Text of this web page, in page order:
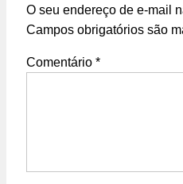
O seu endereço de e-mail
Campos obrigatórios são
Comentário *